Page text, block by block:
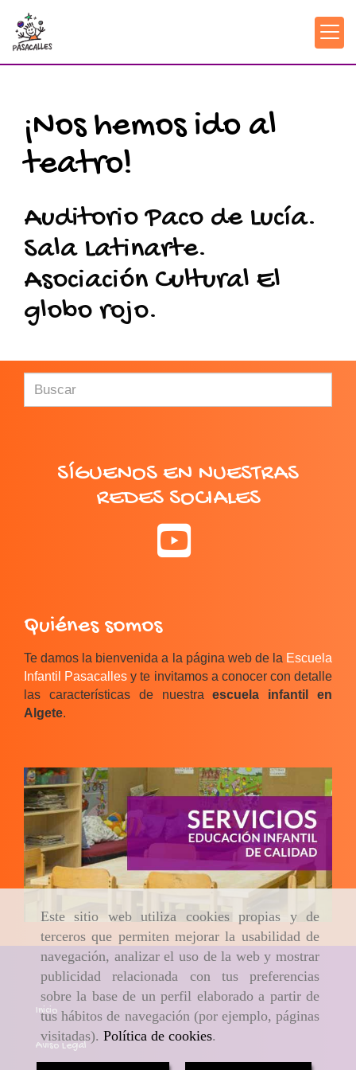
Este sitio web utiliza cookies propias y de
terceros que permiten mejorar la usabilidad de
navegación, analizar el uso de la web y mostrar
publicidad relacionada con tus preferencias
sobre la base de un perfil elaborado a partir de
tus hábitos de navegación (por ejemplo, páginas
visitadas). Política de cookies.
¡Nos hemos ido al
teatro!
Auditorio Paco de Lucía.
Sala Latinarte.
Asociación Cultural El
globo rojo.
SÍGUENOS EN NUESTRAS
REDES SOCIALES
Quiénes somos
Te damos la bienvenida a la página web de la Escuela
Infantil Pasacalles y te invitamos a conocer con detalle
las características de nuestraescuela infantil en
Algete.
Inicio
Aviso Legal